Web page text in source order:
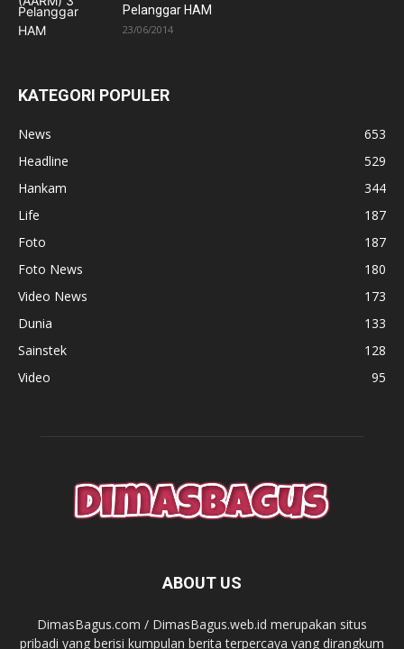
Pelanggar HAM
23/06/2014
KATEGORI POPULER
News
653
Headline
529
Hankam
344
Life
187
Foto
187
Foto News
180
Video News
173
Dunia
133
Sainstek
128
Video
95
ABOUT US
DimasBagus.com / DimasBagus.web.id merupakan situs
pribadi yang berisi kumpulan berita terpercaya yang dirangkum